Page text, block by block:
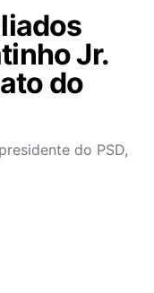
Jr.
do
do PSD,